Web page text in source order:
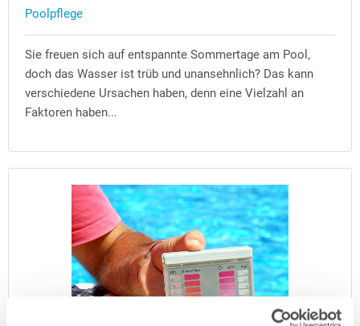
Poolpflege
Sie freuen sich auf entspannte Sommertage am Pool,
doch das Wasser ist trüb und unansehnlich? Das kann
verschiedene Ursachen haben, denn eine Vielzahl an
Faktoren haben...